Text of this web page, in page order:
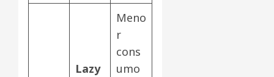
Lazy
Meno
r
cons
umo